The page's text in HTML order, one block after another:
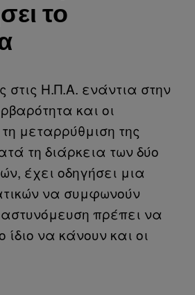
το
στις Η.Π.Α. ενάντια στην
και οι
μεταρρύθμιση της
τη διάρκεια των δύο
έχει οδηγήσει μια
να συμφωνούν
πρέπει να
να κάνουν και οι